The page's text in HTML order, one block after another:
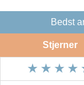
Bedst
Stjerner